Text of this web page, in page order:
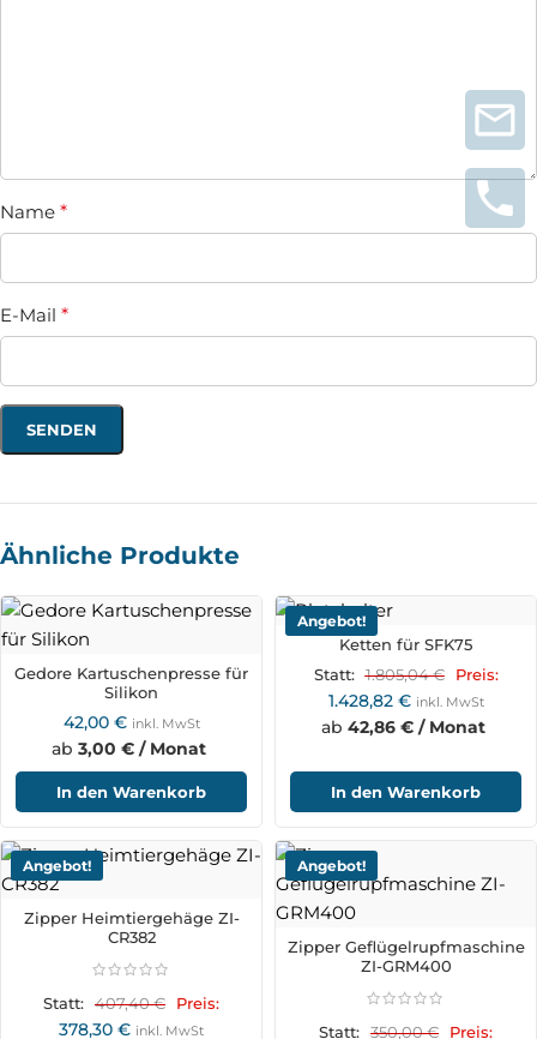
Name *
E-Mail *
Ähnliche Produkte
Gedore Kartuschenpresse für
Silikon
42,00 € inkl. MwSt
ab 3,00 € / Monat
In den Warenkorb
Angebot!
Ketten für SFK75
Statt: 1.805,04€ Preis:
1.428,82 € inkl. MwSt
ab 42,86 € / Monat
In den Warenkorb
Angebot!
Zipper Heimtiergehäge ZI-
CR382
Statt: 407,40€ Preis:
378,30 € inkl. MwSt
Angebot!
Zipper Geflügelrupfmaschine
ZI-GRM400
Statt: 350,00€ Preis: